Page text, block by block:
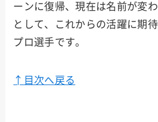
ーンに復帰、現在は名前が変
として、これからの活躍に期
プロ選手です。
↑目次へ戻る